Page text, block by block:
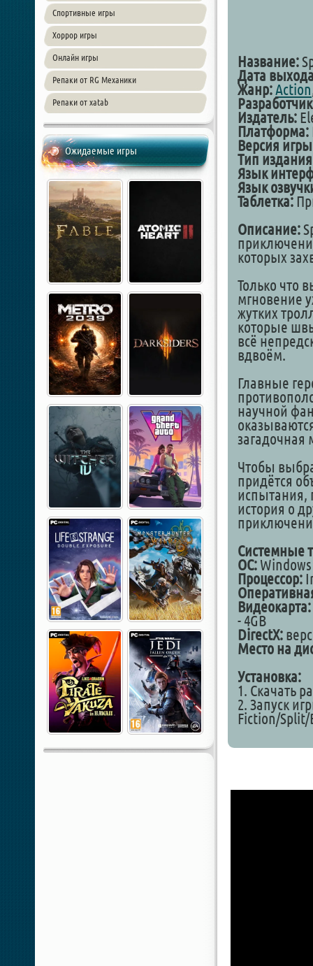
Спортивные игры
Хоррор игры
Онлайн игры
Репаки от RG Механики
Репаки от xatab
Ожидаемые игры
Название:
Дата
Жанр:Action
Издатель:
Платформа:
Версия
Тип
Язык
Язык
Таблетка:
Описание:
которых
Только что
мгновение
жутких
которые
всё
вдвоём.
Главные
научной
загадочная
Чтобы
придётся
испытания,
история о
Системные
ОС:
Процессор:
Видеокарта:
- 4GB
DirectX:
Место на
Установка:
1. Скачать
2. Запуск
Fiction/